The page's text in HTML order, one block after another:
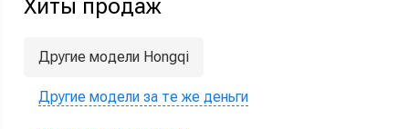
Хиты продаж
Другие модели Hongqi
Другие модели за те же деньги